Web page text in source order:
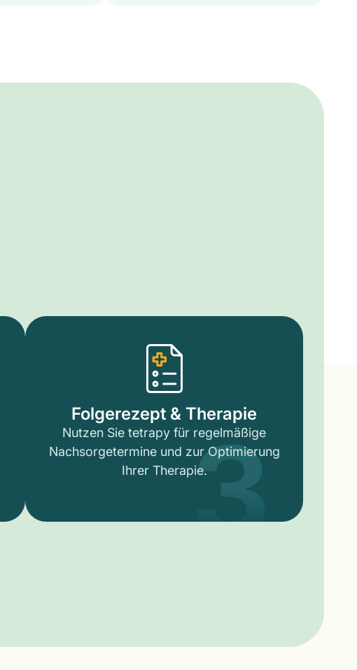
Folgerezept & Therapie
Nutzen Sie tetrapy für regelmäßige
Nachsorgetermine und zur Optimierung
Ihrer Therapie.3